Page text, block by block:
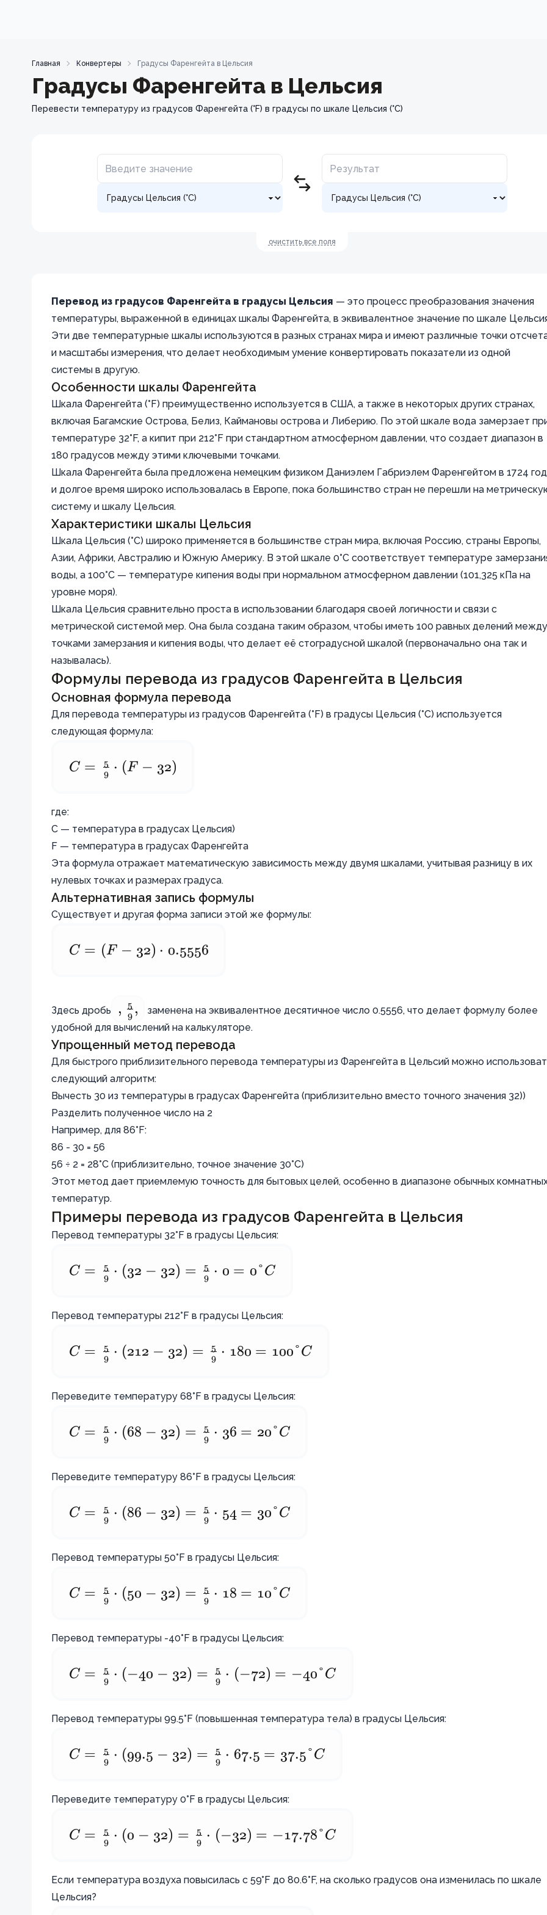
Главная Конвертеры Градусы Фаренгейта в Цельсия
Градусы Фаренгейта в Цельсия
Перевести температуру из градусов Фаренгейта (°F) в градусы по шкале Цельсия (°C)
очистить все поля
Перевод из градусов Фаренгейта в градусы Цельсия — это процесс преобразования значения
температуры, выраженной в единицах шкалы Фаренгейта, в эквивалентное значение по шкале
Эти две температурные шкалы используются в разных странах мира и имеют различные точки
и масштабы измерения, что делает необходимым умение конвертировать показатели из одной
системы в другую.
Особенности шкалы Фаренгейта
Шкала Фаренгейта (°F) преимущественно используется в США, а также в некоторых других странах,
включая Багамские Острова, Белиз, Каймановы острова и Либерию. По этой шкале вода замерзает
температуре 32°F, а кипит при 212°F при стандартном атмосферном давлении, что создает диапазон в
180 градусов между этими ключевыми точками.
Шкала Фаренгейта была предложена немецким физиком Даниэлем Габриэлем Фаренгейтом в 1724
и долгое время широко использовалась в Европе, пока большинство стран не перешли на
систему и шкалу Цельсия.
Характеристики шкалы Цельсия
Шкала Цельсия (°C) широко применяется в большинстве стран мира, включая Россию, страны Европы,
Азии, Африки, Австралию и Южную Америку. В этой шкале 0°C соответствует температуре
воды, а 100°C — температуре кипения воды при нормальном атмосферном давлении (101,325 кПа на
уровне моря).
Шкала Цельсия сравнительно проста в использовании благодаря своей логичности и связи с
метрической системой мер. Она была создана таким образом, чтобы иметь 100 равных делений между
точками замерзания и кипения воды, что делает её стоградусной шкалой (первоначально она так и
называлась).
Формулы перевода из градусов Фаренгейта в Цельсия
Основная формула перевода
Для перевода температуры из градусов Фаренгейта (°F) в градусы Цельсия (°C) используется
следующая формула:
C =
\cdot (F
- 32)
C = 9
5 ⋅ (F − 32 )
где:
C — температура в градусах Цельсия)
F — температура в градусах Фаренгейта
Эта формула отражает математическую зависимость между двумя шкалами, учитывая разницу в их
нулевых точках и размерах градуса.
Альтернативная запись формулы
Существует и другая форма записи этой же формулы:
C =
\cdot
0.5556
C = (F − 32 ) ⋅ 0.5556
Здесь дробь
,\frac{5}
{9},
, 9
5 ,
заменена на эквивалентное десятичное число 0.5556, что делает формулу более
удобной для вычислений на калькуляторе.
Упрощенный метод перевода
Для быстрого приблизительного перевода температуры из Фаренгейта в Цельсий можно
следующий алгоритм:
Вычесть 30 из температуры в градусах Фаренгейта (приблизительно вместо точного значения 32))
Разделить полученное число на 2
Например, для 86°F:
86 - 30 = 56
56 ÷ 2 = 28°C (приблизительно, точное значение 30°C)
Этот метод дает приемлемую точность для бытовых целей, особенно в диапазоне обычных
температур.
Примеры перевода из градусов Фаренгейта в Цельсия
Перевод температуры 32°F в градусы Цельсия:
C =
- 32) =
\frac{5}
\cdot 0
= 0°C
C = 9
5 ⋅ (32 − 32 ) = 9
5 ⋅ 0 = 0° C
Перевод температуры 212°F в градусы Цельсия:
C =
(212 -
{9}
\cdot
180 =
C = 9
5 ⋅ (212 − 32 ) = 9
5 ⋅ 180 = 100° C
Переведите температуру 68°F в градусы Цельсия:
C =
- 32) =
\frac{5}
\cdot 36
= 20°C
C = 9
5 ⋅ (68 − 32 ) = 9
5 ⋅ 36 = 20° C
Переведите температуру 86°F в градусы Цельсия:
C =
- 32) =
\frac{5}
\cdot 54
= 30°C
C = 9
5 ⋅ (86 − 32 ) = 9
5 ⋅ 54 = 30° C
Перевод температуры 50°F в градусы Цельсия:
C =
- 32) =
\frac{5}
\cdot 18
= 10°C
C = 9
5 ⋅ ( 50 − 32 ) = 9
5 ⋅ 18 = 10° C
Перевод температуры -40°F в градусы Цельсия:
C =
(-40 - 32)
{9}
\cdot
(-72) =
C = 9
5 ⋅ ( −40 − 32 ) = 9
5 ⋅ ( −72 ) = −40° C
Перевод температуры 99.5°F (повышенная температура тела) в градусы Цельсия:
C =
(99.5 -
{9}
C = 9
5 ⋅ (99.5 − 32 ) = 9
5 ⋅ 67.5 = 37.5° C
Переведите температуру 0°F в градусы Цельсия:
C =
\cdot (0
C = 9
5 ⋅ (0 − 32 ) = 9
5 ⋅ ( −32 ) = −17.78° C
Если температура воздуха повысилась с 59°F до 80.6°F, на сколько градусов она изменилась по шкале
Цельсия?